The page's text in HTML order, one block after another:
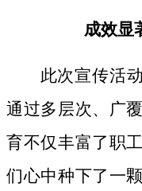
成效显
此次宣传活
通过多层次、广
育不仅丰富了职
们心中种下了一